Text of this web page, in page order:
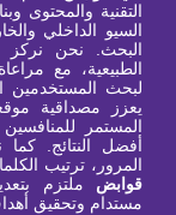
التقنية والمحتوى
السيو الداخلي
البحث. نحن نركز
الطبيعية، مع
لبحث المستخدمين
يعزز مصداقية
المستمر
أفضل النتائج.
المرور، ترتيب
قوابض ملتزم
مستدام وتحقيق